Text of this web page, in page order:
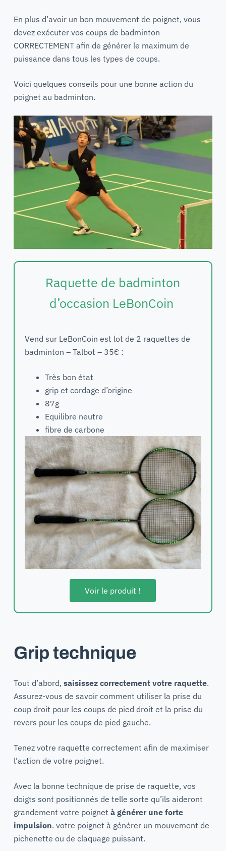
En plus d’avoir un bon mouvement de poignet, vous
devez exécuter vos coups de badminton
CORRECTEMENT afin de générer le maximum de
puissance dans tous les types de coups.
Voici quelques conseils pour une bonne action du
poignet au badminton.
Raquette de badminton
d’occasion LeBonCoin
Vend sur LeBonCoin est lot de 2 raquettes de
badminton – Talbot – 35€ :
Très bon état
grip et cordage d’origine
87g
Equilibre neutre
fibre de carbone
Voir le produit !
Grip technique
Tout d’abord, saisissez correctement votre raquette.
Assurez-vous de savoir comment utiliser la prise du
coup droit pour les coups de pied droit et la prise du
revers pour les coups de pied gauche.
Tenez votre raquette correctement afin de maximiser
l’action de votre poignet.
Avec la bonne technique de prise de raquette, vos
doigts sont positionnés de telle sorte qu’ils aideront
grandement votre poignet à générer une forte
impulsion. votre poignet à générer un mouvement de
pichenette ou de claquage puissant.